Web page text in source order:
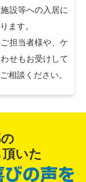
設等への入居に
ます。
担当者様や、ケ
せもお受けして
相談ください。
いた